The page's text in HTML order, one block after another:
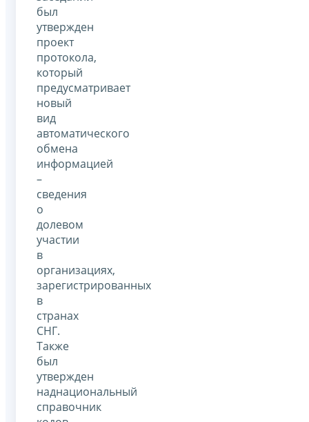
был
утвержден
проект
протокола,
который
предусматривает
новый
вид
автоматического
обмена
информацией
–
сведения
о
долевом
участии
в
организациях,
зарегистрированных
в
странах
СНГ.
Также
был
утвержден
наднациональный
справочник